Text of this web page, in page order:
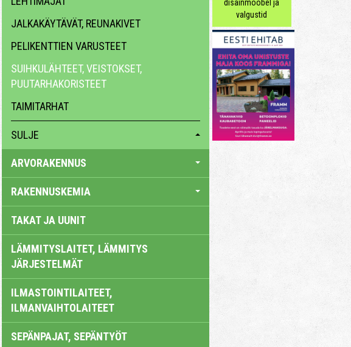
JALKAKÄYTÄVÄT, REUNAKIVET
PELIKENTTIEN VARUSTEET
SUIHKULÄHTEET, VEISTOKSET,
PUUTARHAKORISTEET
TAIMITARHAT
SULJE
ARVORAKENNUS
RAKENNUSKEMIA
TAKAT JA UUNIT
LÄMMITYSLAITET, LÄMMITYS
JÄRJESTELMÄT
ILMASTOINTILAITEET,
ILMANVAIHTOLAITEET
SEPÄNPAJAT, SEPÄNTYÖT
disainmööbel ja
valgustid